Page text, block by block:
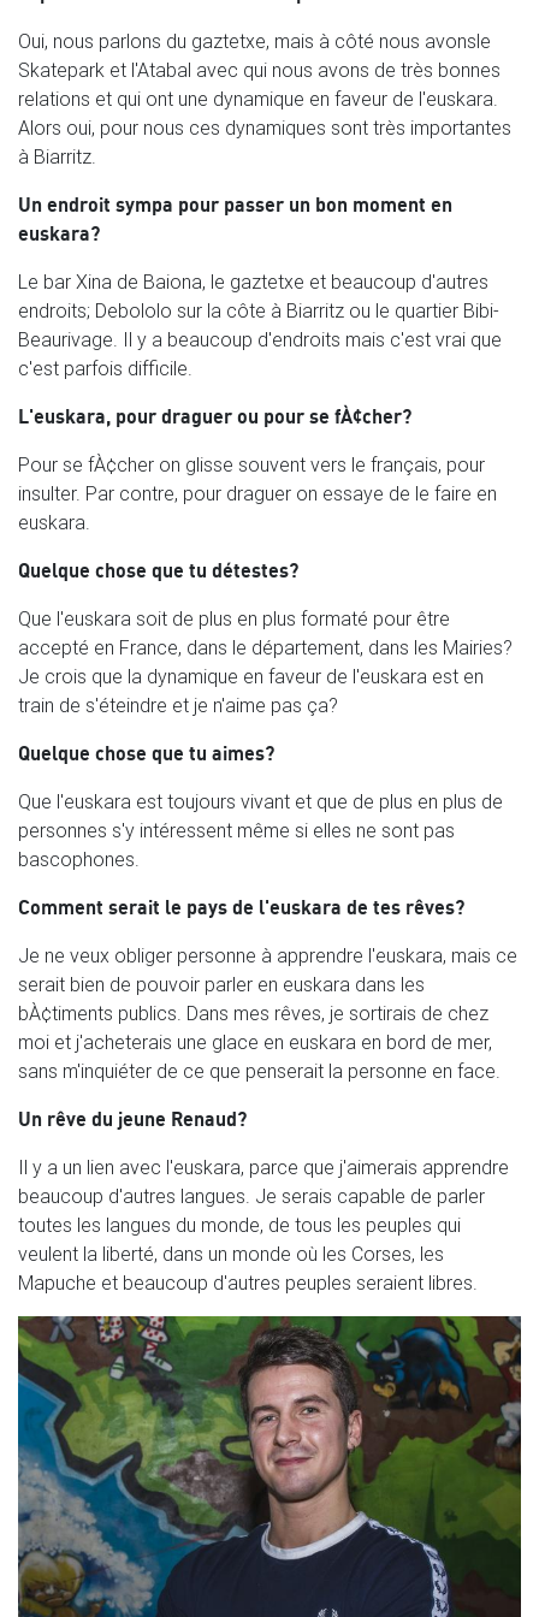
Oui, nous parlons du gaztetxe, mais à côté nous avonsle
Skatepark et l'Atabal avec qui nous avons de très bonnes
relations et qui ont une dynamique en faveur de l'euskara.
Alors oui, pour nous ces dynamiques sont très importantes
à Biarritz.
Un endroit sympa pour passer un bon moment en
euskara?
Le bar Xina de Baiona, le gaztetxe et beaucoup d'autres
endroits; Debololo sur la côte à Biarritz ou le quartier Bibi-
Beaurivage. Il y a beaucoup d'endroits mais c'est vrai que
c'est parfois difficile.
L'euskara, pour draguer ou pour se fÀ¢cher?
Pour se fÀ¢cher on glisse souvent vers le français, pour
insulter. Par contre, pour draguer on essaye de le faire en
euskara.
Quelque chose que tu détestes?
Que l'euskara soit de plus en plus formaté pour être
accepté en France, dans le département, dans les Mairies?
Je crois que la dynamique en faveur de l'euskara est en
train de s'éteindre et je n'aime pas ça?
Quelque chose que tu aimes?
Que l'euskara est toujours vivant et que de plus en plus de
personnes s'y intéressent même si elles ne sont pas
bascophones.
Comment serait le pays de l'euskara de tes rêves?
Je ne veux obliger personne à apprendre l'euskara, mais ce
serait bien de pouvoir parler en euskara dans les
bÀ¢timents publics. Dans mes rêves, je sortirais de chez
moi et j'acheterais une glace en euskara en bord de mer,
sans m'inquiéter de ce que penserait la personne en face.
Un rêve du jeune Renaud?
Il y a un lien avec l'euskara, parce que j'aimerais apprendre
beaucoup d'autres langues. Je serais capable de parler
toutes les langues du monde, de tous les peuples qui
veulent la liberté, dans un monde où les Corses, les
Mapuche et beaucoup d'autres peuples seraient libres.